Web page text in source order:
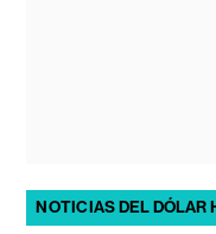
NOTICIAS DEL DÓLAR